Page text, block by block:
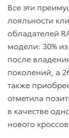
Все эти
лояльности
обладателей
модели: 30%
после
поколений, а
также
отметила
в качестве
нового